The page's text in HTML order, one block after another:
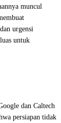
muncul
urgensi
untuk
dan Caltech
persiapan tidak